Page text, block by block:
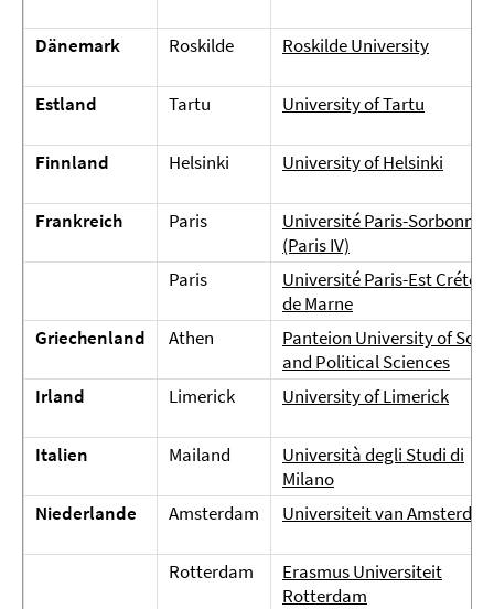
Dänemark Roskilde Roskilde University
Estland Tartu University of Tartu
Finnland Helsinki University of Helsinki
Frankreich Paris
Université Paris-Sorbonne
(Paris IV)
Paris
Université Paris-Est Créteil
de Marne
Griechenland
Athen
Panteion University of
and Political Sciences
Irland
Limerick University of Limerick
Italien Mailand
Università degli Studi di
Milano
Niederlande
Amsterdam Universiteit van
Rotterdam
Erasmus Universiteit
Rotterdam